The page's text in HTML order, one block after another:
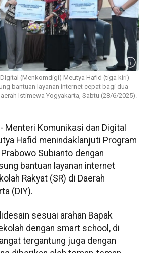
(Menkomdigi) Meutya Hafid (tiga kiri)
bantuan layanan internet cepat bagi dua
Istimewa Yogyakarta, Sabtu (28/6/2025).
Menteri Komunikasi dan Digital
Hafid menindaklanjuti Program
Subianto dengan
bantuan layanan internet
Rakyat (SR) di Daerah
(DIY).
sesuai arahan Bapak
dengan smart school, di
tergantung juga dengan